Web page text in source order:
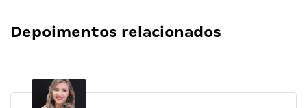
Depoimentos relacionados